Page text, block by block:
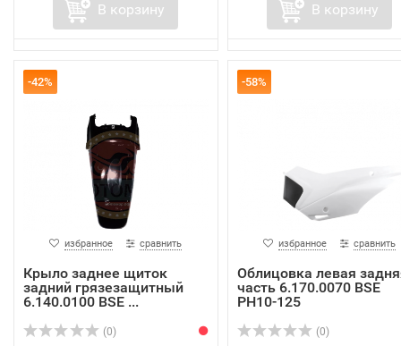
В корзину В корзину
-42%
избранное сравнить
Крыло заднее щиток
задний грязезащитный
6.140.0100 BSE ...
(0)
-58%
избранное сравнить
Облицовка левая
часть 6.170.0070 BSE
PH10-125
(0)